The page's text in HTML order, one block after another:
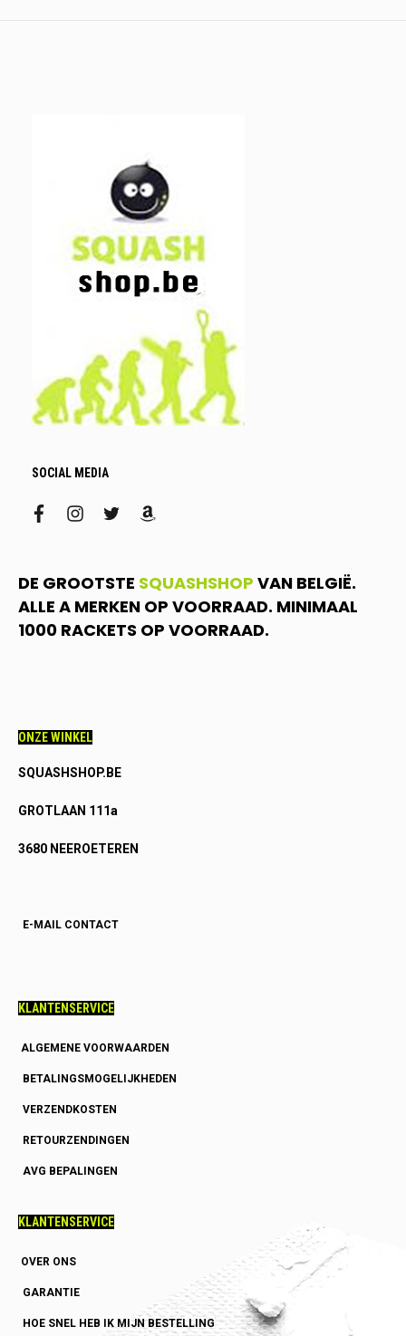
SOCIAL MEDIA
facebookinstagram
twitteramazon
DE GROOTSTE SQUASHSHOP VAN BELGIË.
ALLE A MERKEN OP VOORRAAD. MINIMAAL
1000 RACKETS OP VOORRAAD.
ONZE WINKEL
SQUASHSHOP.BE
GROTLAAN 111a
3680 NEEROETEREN
E-MAIL CONTACT
KLANTENSERVICE
ALGEMENE VOORWAARDEN
BETALINGSMOGELIJKHEDEN
VERZENDKOSTEN
RETOURZENDINGEN
AVG BEPALINGEN
KLANTENSERVICE
OVER ONS
GARANTIE
HOE SNEL HEB IK MIJN BESTELLING